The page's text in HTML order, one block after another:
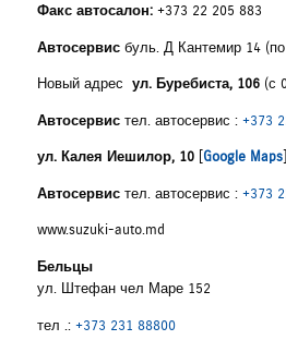
Факс автосалон: +373 22 205 883
Автосервис буль. Д Кантемир 14
Новый адрес ул. Буребиста, 106 (с
Автосервис тел. автосервис : +373
ул. Калея Иешилор, 10 Google Maps
Автосервис тел. автосервис : +373
www.suzuki-auto.md
Бельцы
ул. Штефан чел Маре 152
тел .: +373 231 88800